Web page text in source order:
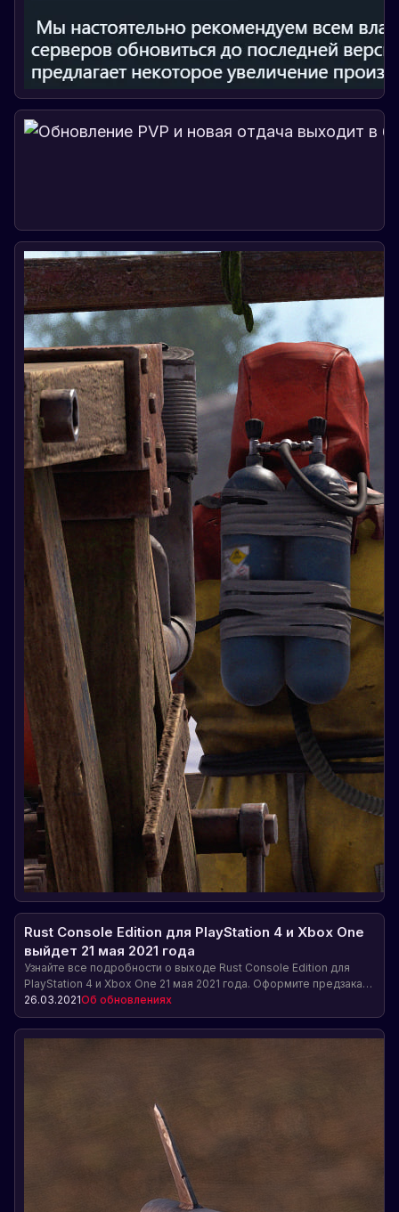
Rust Console Edition для PlayStation 4 и Xbox One
выйдет 21 мая 2021 года
Узнайте все подробности о выходе Rust Console Edition для
PlayStation 4 и Xbox One 21 мая 2021 года. Оформите предзаказ
на игру и получите эксклюзивные бонусы: наборы скинов,
ранний доступ и многое другое.
26.03.2021Об обновлениях